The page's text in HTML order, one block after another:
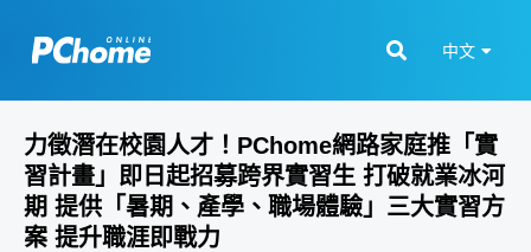
中文
力徵潛在校園人才！PChome網路家庭推「實
習計畫」即日起招募跨界實習生 打破就業冰河
期 提供「暑期、產學、職場體驗」三大實習方
案 提升職涯即戰力